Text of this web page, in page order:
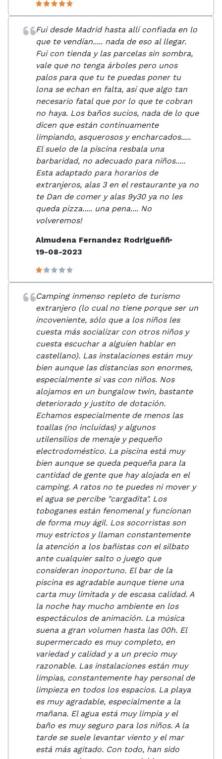
Fui desde Madrid hasta allí confiada en lo
que te vendían..... nada de eso al llegar.
Fui con tienda y las parcelas sin sombra,
vale que no tenga árboles pero unos
palos para que tu te puedas poner tu
lona se echan en falta, así que algo tan
necesario fatal que por lo que te cobran
no haya. Los baños sucios, nada de lo que
dicen que están continuamente
limpiando, asquerosos y encharcados.....
El suelo de la piscina resbala una
barbaridad, no adecuado para niños.....
Esta adaptado para horarios de
extranjeros, alas 3 en el restaurante ya no
te Dan de comer y alas 9y30 ya no les
queda pizza..... una pena.... No
volveremos!
Almudena Fernandez Rodrigueññ
19-08-2023
Camping inmenso repleto de turismo
extranjero (lo cual no tiene porque ser un
incoveniente, sólo que a los niños les
cuesta más socializar con otros niños y
cuesta escuchar a alguien hablar en
castellano). Las instalaciones están muy
bien aunque las distancias son enormes,
especialmente si vas con niños. Nos
alojamos en un bungalow twin, bastante
deteriorado y justito de dotación.
Echamos especialmente de menos las
toallas (no incluidas) y algunos
utilensilios de menaje y pequeño
electrodoméstico. La piscina está muy
bien aunque se queda pequeña para la
cantidad de gente que hay alojada en el
camping. A ratos no te puedes ni mover y
el agua se percibe "cargadita". Los
toboganes están fenomenal y funcionan
de forma muy ágil. Los socorristas son
muy estrictos y llaman constantemente
la atención a los bañistas con el silbato
ante cualquier salto o juego que
consideran inoportuno. El bar de la
piscina es agradable aunque tiene una
carta muy limitada y de escasa calidad. A
la noche hay mucho ambiente en los
espectáculos de animación. La música
suena a gran volumen hasta las 00h. El
supermercado es muy completo, en
variedad y calidad y a un precio muy
razonable. Las instalaciones están muy
limpias, constantemente hay personal de
limpieza en todos los espacios. La playa
es muy agradable, especialmente a la
mañana. El agua está muy limpia y el
baño es muy seguro para los niños. A la
tarde se suele levantar viento y el mar
está más agitado. Con todo, han sido